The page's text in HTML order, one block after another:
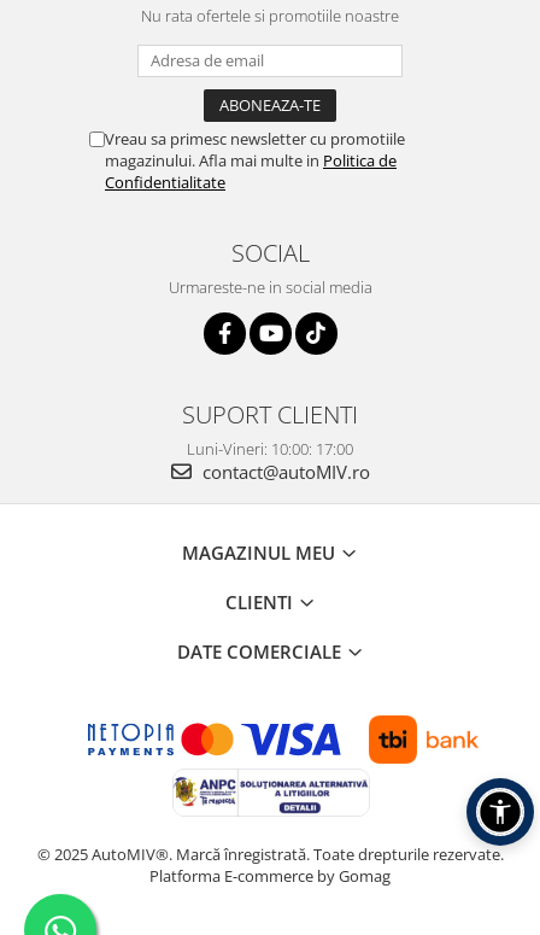
Nu rata ofertele si promotiile noastre
Vreau sa primesc newsletter cu promotiile
magazinului. Afla mai multe in Politica de
Confidentialitate
SOCIAL
Urmareste-ne in social media
SUPORT CLIENTI
Luni-Vineri: 10:00: 17:00
contact@autoMIV.ro
MAGAZINUL MEU
CLIENTI
DATE COMERCIALE
© 2025 AutoMIV®. Marcă înregistrată. Toate drepturile rezervate.
Platforma E-commerce by Gomag